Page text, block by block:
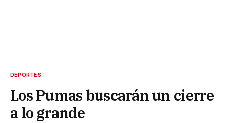
DEPORTES
Los Pumas buscarán un cierre
a lo grande